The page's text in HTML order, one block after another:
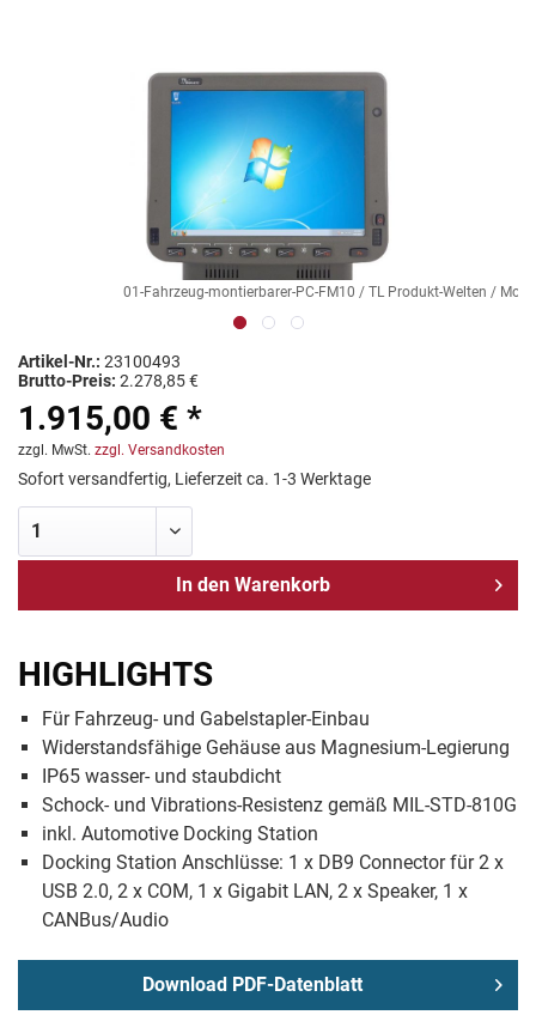
01-Fahrzeug-montierbarer-PC-FM10 / TL Produkt-Welten /
Artikel-Nr.: 23100493
Brutto-Preis: 2.278,85 €
1.915,00 € *
zzgl. MwSt. zzgl. Versandkosten
Sofort versandfertig, Lieferzeit ca. 1-3 Werktage
In den Warenkorb
HIGHLIGHTS
Für Fahrzeug- und Gabelstapler-Einbau
Widerstandsfähige Gehäuse aus Magnesium-Legierung
IP65 wasser- und staubdicht
Schock- und Vibrations-Resistenz gemäß MIL-STD-810G
inkl. Automotive Docking Station
Docking Station Anschlüsse: 1 x DB9 Connector für 2 x
USB 2.0, 2 x COM, 1 x Gigabit LAN, 2 x Speaker, 1 x
CANBus/Audio
Download PDF-Datenblatt